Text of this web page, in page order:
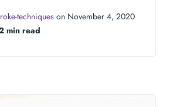
techniques on November 4, 2020
min read